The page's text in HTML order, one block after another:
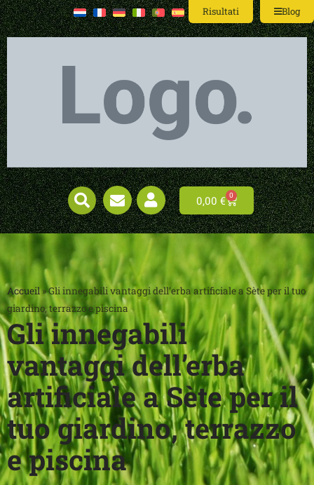
Risultati Blog
0,00 € 0
Accueil»Gli innegabili vantaggi dell’erba artificiale a Sète per il tuo
giardino, terrazzo e piscina
Gli innegabili
vantaggi dell’erba
artificiale a Sète per il
tuo giardino, terrazzo
e piscina